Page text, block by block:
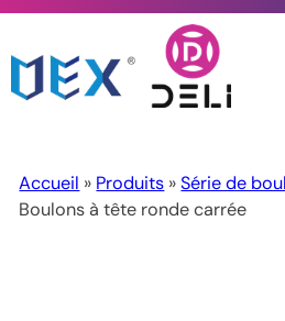
Accueil » Produits »Série de
Boulons à tête ronde carrée